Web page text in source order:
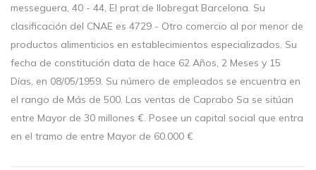
messeguera, 40 - 44, El prat de llobregat Barcelona. Su
clasificación del CNAE es 4729 - Otro comercio al por menor de
productos alimenticios en establecimientos especializados. Su
fecha de constitución data de hace 62 Años, 2 Meses y 15
Días, en 08/05/1959. Su número de empleados se encuentra en
el rango de Más de 500. Las ventas de Caprabo Sa se sitúan
entre Mayor de 30 millones €. Posee un capital social que entra
en el tramo de entre Mayor de 60.000 €